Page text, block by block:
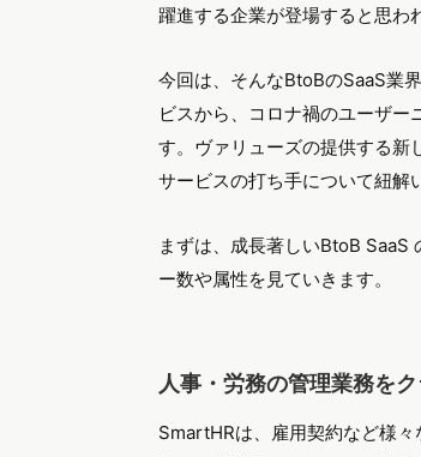
躍進する企業が登場すると思わ
今回は、そんなBtoBのSaaS業
ビスから、コロナ禍のユーザー
す。ヴァリューズの提供する新
サービスの打ち手について紐解
まずは、成長著しいBtoB SaaS
ー数や属性を見ていきます。
人事・労務の管理業務を
SmartHRは、雇用契約など様々